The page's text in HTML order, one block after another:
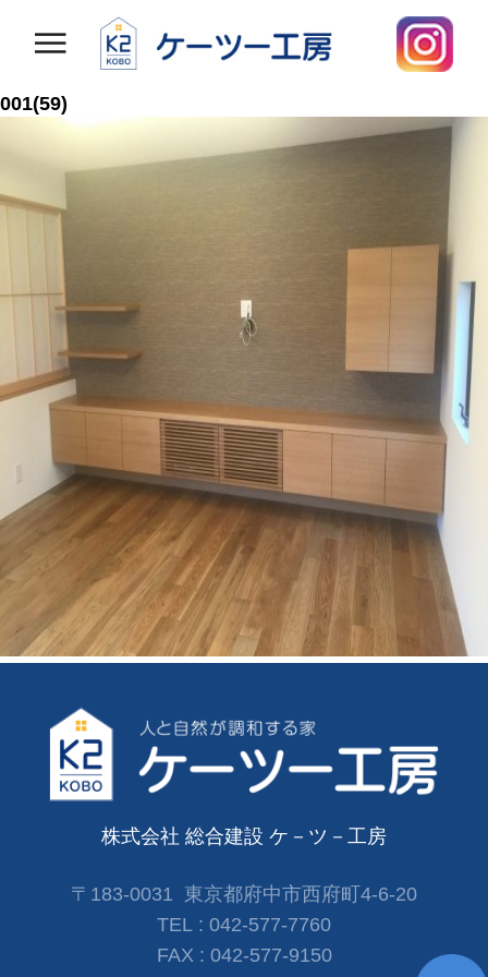
001(59)
株式会社 総合建設 ケ－ツ－工房
〒183-0031 東京都府中市西府町4-6-20
TEL : 042-577-7760
FAX : 042-577-9150